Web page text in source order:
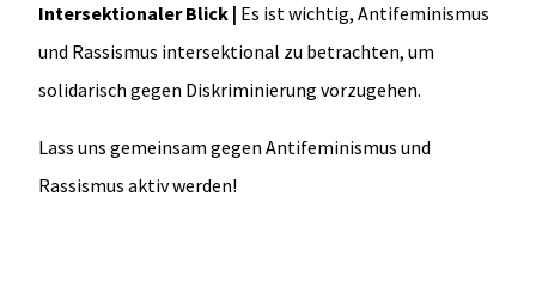
Intersektionaler Blick | Es ist wichtig, Antifeminismus
und Rassismus intersektional zu betrachten, um
solidarisch gegen Diskriminierung vorzugehen.
Lass uns gemeinsam gegen Antifeminismus und
Rassismus aktiv werden!